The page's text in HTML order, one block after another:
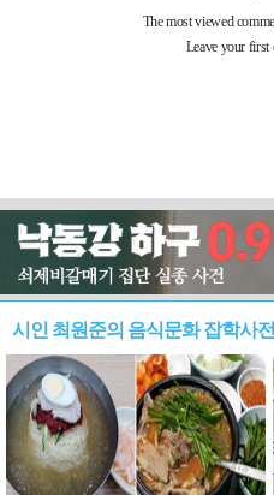
시인 최원준의 음식문화 잡학사전